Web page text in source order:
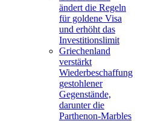
ändert die Regeln
für goldene Visa
und erhöht das
Investitionslimit
Griechenland
verstärkt
Wiederbeschaffung
gestohlener
Gegenstände,
darunter die
Parthenon-Marbles